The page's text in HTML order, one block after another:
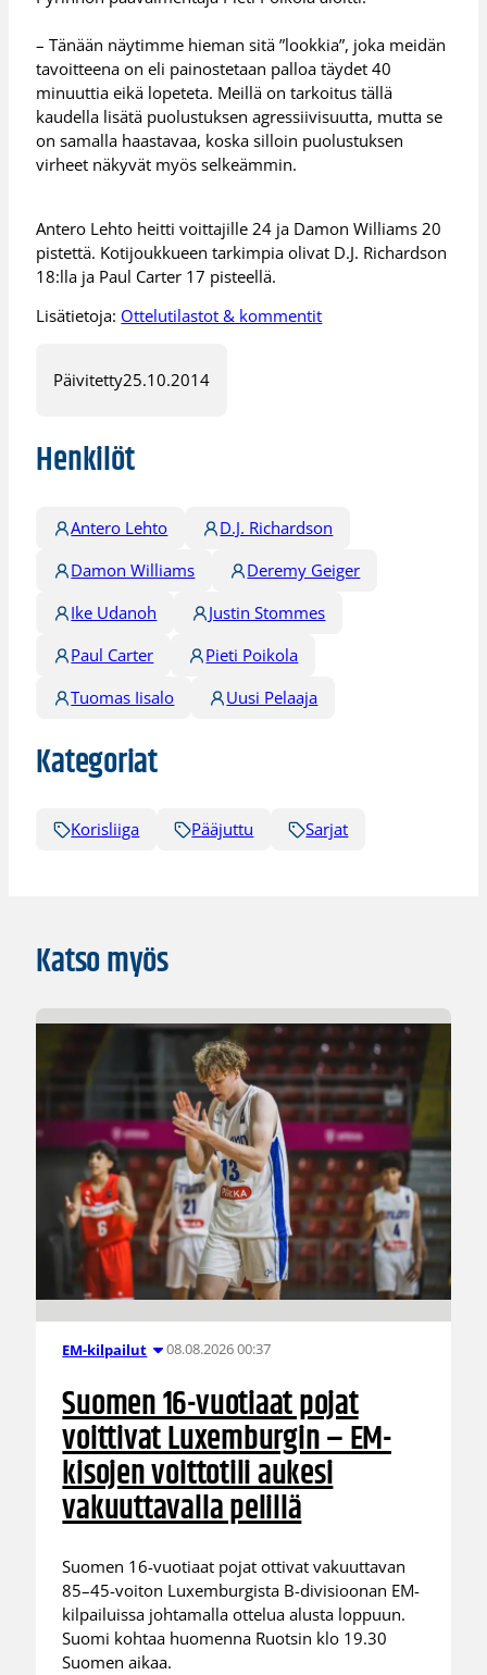
– Tänään näytimme hieman sitä ”lookkia”, joka meidän
tavoitteena on eli painostetaan palloa täydet 40
minuuttia eikä lopeteta. Meillä on tarkoitus tällä
kaudella lisätä puolustuksen agressiivisuutta, mutta se
on samalla haastavaa, koska silloin puolustuksen
virheet näkyvät myös selkeämmin.
Antero Lehto heitti voittajille 24 ja Damon Williams 20
pistettä. Kotijoukkueen tarkimpia olivat D.J. Richardson
18:lla ja Paul Carter 17 pisteellä.
Lisätietoja: Ottelutilastot & kommentit
Päivitetty25.10.2014
Henkilöt
Antero Lehto
D.J. Richardson
Damon Williams
Deremy Geiger
Ike Udanoh
Justin Stommes
Paul Carter
Pieti Poikola
Tuomas Iisalo
Uusi Pelaaja
Kategoriat
Korisliiga Pääjuttu Sarjat
Katso myös
EM-kilpailut 08.08.2026 00:37
Suomen 16-vuotiaat pojat
voittivat Luxemburgin – EM-
kisojen voittotili aukesi
vakuuttavalla pelillä
Suomen 16-vuotiaat pojat ottivat vakuuttavan
85–45-voiton Luxemburgista B-divisioonan EM-
kilpailuissa johtamalla ottelua alusta loppuun.
Suomi kohtaa huomenna Ruotsin klo 19.30
Suomen aikaa.